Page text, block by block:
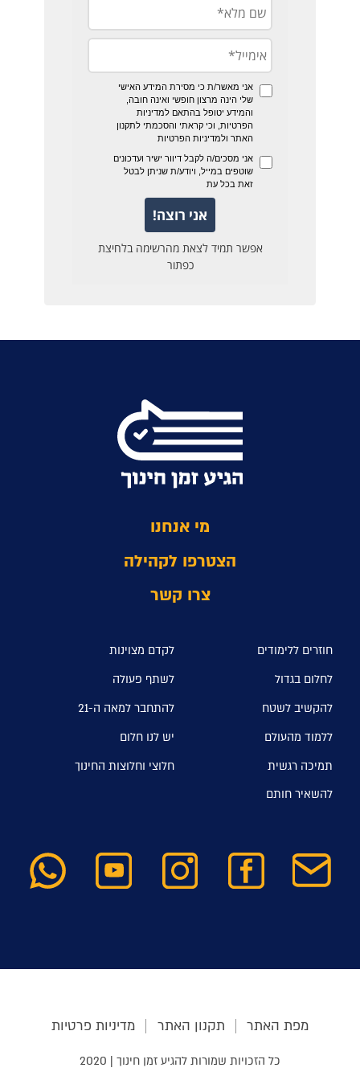
מי אנחנו
הצטרפו לקהילה
צרו קשר
חוזרים ללימודים
לקדם מצוינות
לחלום בגדול
לשתף פעולה
להקשיב לשטח
להתחבר למאה ה-21
ללמוד מהעולם
יש לנו חלום
תמיכה רגשית
חלוצי וחלוצות החינוך
להשאיר חותם
מפת האתר תקנון האתר מדיניות פרטיות
כל הזכויות שמורות להגיע זמן חינוך | 2020